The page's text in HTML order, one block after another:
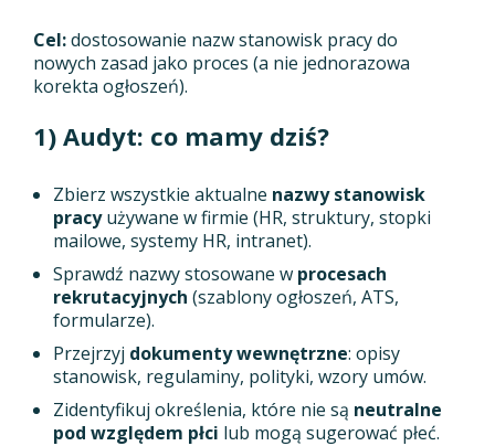
Cel:dostosowanie nazw stanowisk pracy do
nowych zasad jako proces (a nie jednorazowa
korekta ogłoszeń).
1) Audyt: co mamy dziś?
Zbierz wszystkie aktualne nazwy stanowisk
pracyużywane w firmie (HR, struktury, stopki
mailowe, systemy HR, intranet).
Sprawdź nazwy stosowane w procesach
rekrutacyjnych (szablony ogłoszeń, ATS,
formularze).
Przejrzyj dokumenty wewnętrzne: opisy
stanowisk, regulaminy, polityki, wzory umów.
Zidentyfikuj określenia, które nie są neutralne
pod względem płci lub mogą sugerować płeć.